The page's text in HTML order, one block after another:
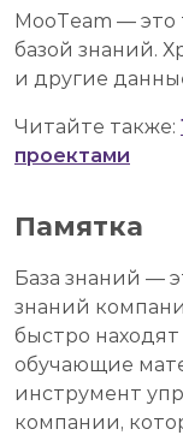
MooTeam — это
базой знаний.
и другие
Читайте также:
проектами
Памятка
База знаний —
знаний
быстро
обучающие
инструмент
компании,